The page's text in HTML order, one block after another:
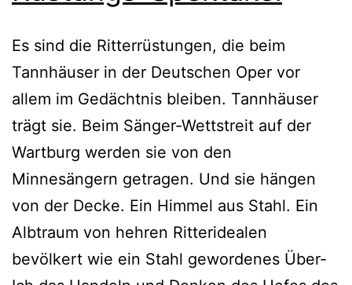
Es sind die Ritterrüstungen, die beim
Tannhäuser in der Deutschen Oper vor
allem im Gedächtnis bleiben. Tannhäuser
trägt sie. Beim Sänger-Wettstreit auf der
Wartburg werden sie von den
Minnesängern getragen. Und sie hängen
von der Decke. Ein Himmel aus Stahl. Ein
Albtraum von hehren Ritteridealen
bevölkert wie ein Stahl gewordenes Über-